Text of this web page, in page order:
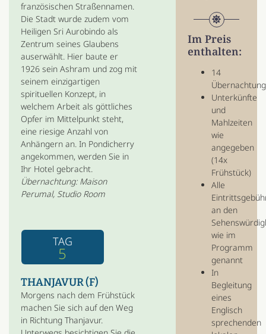
französischen Straßennamen.
Die Stadt wurde zudem vom
Heiligen Sri Aurobindo als
Zentrum seines Glaubens
auserwählt. Hier baute er
1926 sein Ashram und zog mit
seinem einzigartigen
spirituellen Konzept, in
welchem Arbeit als göttliches
Opfer im Mittelpunkt steht,
eine riesige Anzahl von
Anhängern an. In Pondicherry
angekommen, werden Sie in
Ihr Hotel gebracht.
Übernachtung: Maison
Perumal, Studio Room
TAG
5
THANJAVUR (F)
Morgens nach dem Frühstück
machen Sie sich auf den Weg
in Richtung Thanjavur.
Im Preis
enthalten:
14
Unterkünfte
und
Mahlzeiten
wie
angegeben
(14x
Frühstück)
Alle
an den
wie im
Programm
genannt
In
Begleitung
eines
Englisch
sprechenden